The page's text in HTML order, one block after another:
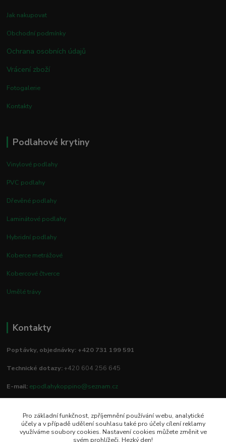
Jak nakupovat
Obchodní podmínky
Ochrana osobních údajů
Vrácení zboží
Fotogalerie
Kontakty
Podlahové krytiny
Vinylové podlahy
PVC podlahy
Dřevěné podlahy
Laminátové podlahy
Hybridní podlahy
Koberce metrážové
Kobercové čtverce
Umělé trávy
Kontakty
Poptávky, objednávky: +420 731 199 591
Technické dotazy:+420 604 256 645
E-mail: epodlahykoppino@seznam.cz
Prodejna/vzorkovna:
Studio Podlah
Pro základní funkčnost, zpříjemnění používání webu, analytické
účely a v případě udělení souhlasu také pro účely cílení reklamy
využíváme soubory cookies. Nastavení cookies můžete změnit ve
svém prohlížeči. Hezký den!